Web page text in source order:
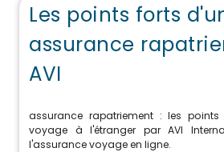
Les points forts
assurance
AVI
assurance rapatriement : les
voyage à l'étranger par AVI
l'assurance voyage en ligne.